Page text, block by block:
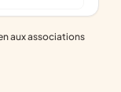
aux associations